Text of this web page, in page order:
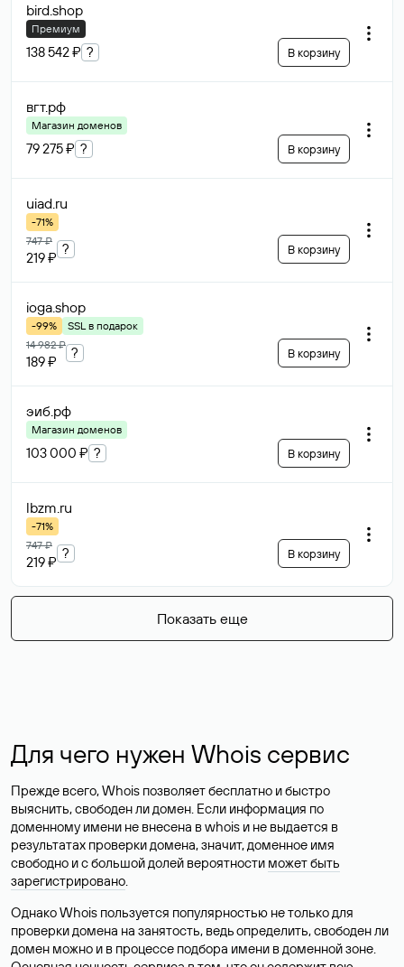
bird.shop
Премиум
138 542 ₽ ? В корзину
вгт.рф
Магазин доменов
79 275 ₽ ? В корзину
uiad.ru
-71%
747 ₽
219 ₽
? В корзину
ioga.shop
-99%
SSL в подарок
14 982 ₽
189 ₽
? В корзину
эиб.рф
Магазин доменов
103 000 ₽ ? В корзину
lbzm.ru
-71%
747 ₽
219 ₽
? В корзину
Показать еще
Для чего нужен Whois сервис
Прежде всего, Whois позволяет бесплатно и быстро
выяснить, свободен ли домен. Если информация по
доменному имени не внесена в whois и не выдается в
результатах проверки домена, значит, доменное имя
свободно и с большой долей вероятности может быть
зарегистрировано.
Однако Whois пользуется популярностью не только для
проверки домена на занятость, ведь определить, свободен ли
домен можно и в процессе подбора имени в доменной зоне.